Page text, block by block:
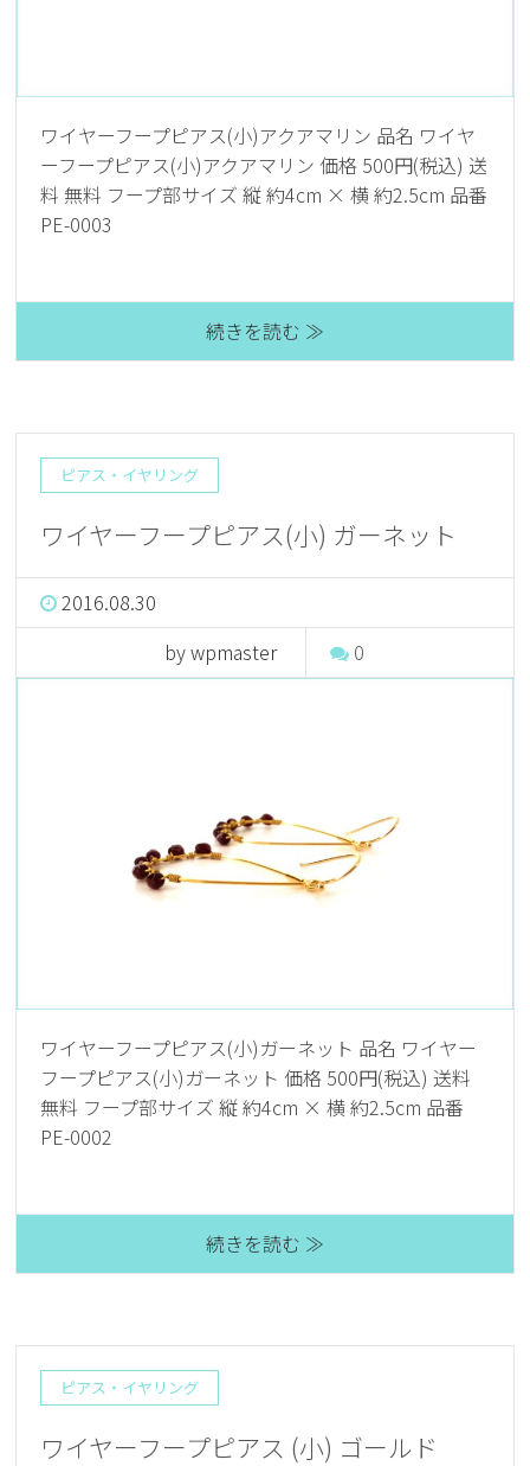
ワイヤーフープピアス(小)アクアマリン 品名 ワイヤ
ーフープピアス(小)アクアマリン 価格 500円(税込) 送
料 無料 フープ部サイズ 縦 約4cm × 横 約2.5cm 品番
PE-0003
続きを読む ≫
ピアス・イヤリング
ワイヤーフープピアス(小) ガーネット
2016.08.30
by wpmaster
0
ワイヤーフープピアス(小)ガーネット 品名 ワイヤー
フープピアス(小)ガーネット 価格 500円(税込) 送料
無料 フープ部サイズ 縦 約4cm × 横 約2.5cm 品番
PE-0002
続きを読む ≫
ピアス・イヤリング
ワイヤーフープピアス (小) ゴールド